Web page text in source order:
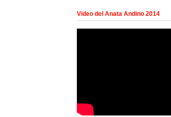
Video del Anata Andino 2014